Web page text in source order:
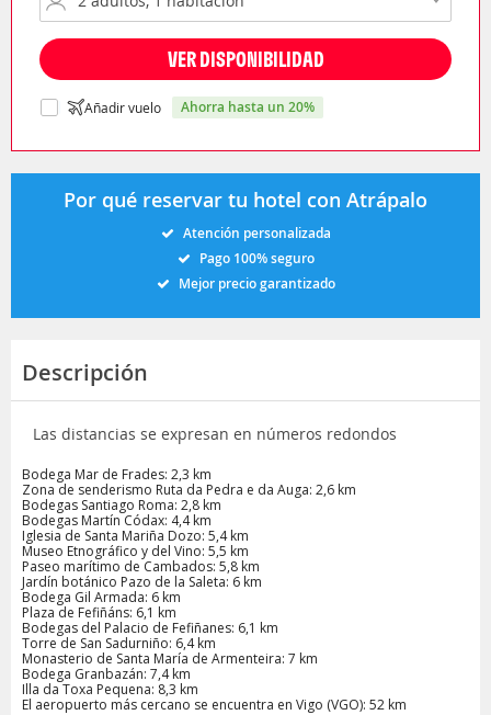
VER DISPONIBILIDAD
Añadir vuelo ahorra hasta un 20%
Por qué reservar tu hotel con Atrápalo
Atención personalizada
Pago 100% seguro
Mejor precio garantizado
Descripción
Las distancias se expresan en números redondos
Bodega Mar de Frades: 2,3 km
Zona de senderismo Ruta da Pedra e da Auga: 2,6 km
Bodegas Santiago Roma: 2,8 km
Bodegas Martín Códax: 4,4 km
Iglesia de Santa Mariña Dozo: 5,4 km
Museo Etnográfico y del Vino: 5,5 km
Paseo marítimo de Cambados: 5,8 km
Jardín botánico Pazo de la Saleta: 6 km
Bodega Gil Armada: 6 km
Plaza de Fefiñáns: 6,1 km
Bodegas del Palacio de Fefiñanes: 6,1 km
Torre de San Sadurniño: 6,4 km
Monasterio de Santa María de Armenteira: 7 km
Bodega Granbazán: 7,4 km
Illa da Toxa Pequena: 8,3 km
El aeropuerto más cercano se encuentra en Vigo (VGO): 52 km